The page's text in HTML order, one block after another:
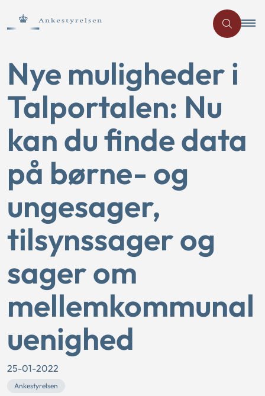
Nye muligheder i
Talportalen: Nu
kan du finde data
på børne- og
ungesager,
tilsynssager og
sager om
mellemkommunal
uenighed
25-01-2022
Ankestyrelsen